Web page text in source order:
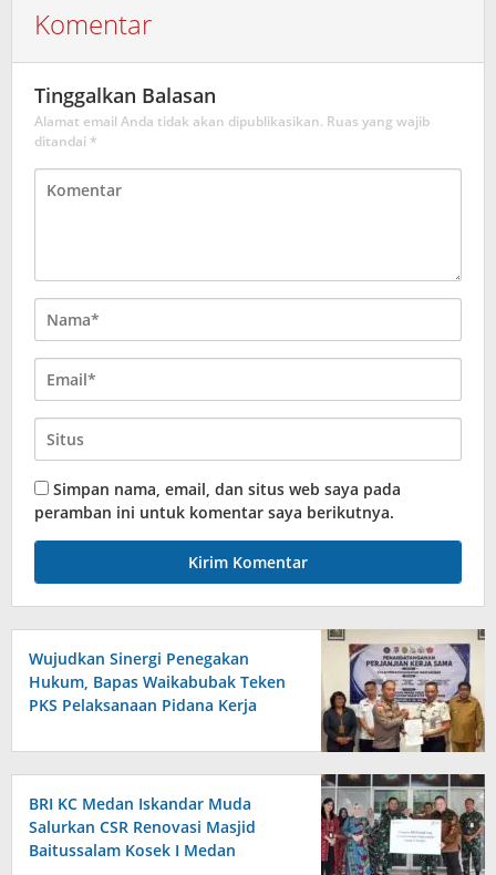
Komentar
Tinggalkan Balasan
Alamat email Anda tidak akan dipublikasikan. Ruas yang wajib
ditandai *
Simpan nama, email, dan situs web saya pada
peramban ini untuk komentar saya berikutnya.
Wujudkan Sinergi Penegakan
Hukum, Bapas Waikabubak Teken
PKS Pelaksanaan Pidana Kerja
Sumba Timur
BRI KC Medan Iskandar Muda
Salurkan CSR Renovasi Masjid
Baitussalam Kosek I Medan